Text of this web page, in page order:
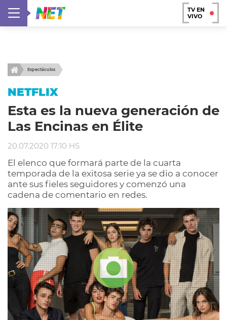
TV EN
VIVO
Espectáculos
NETFLIX
Esta es la nueva generación de
Las Encinas en Élite
20.07.2020 17:10 HS
El elenco que formará parte de la cuarta
temporada de la exitosa serie ya se dio a conocer
ante sus fieles seguidores y comenzó una
cadena de comentario en redes.